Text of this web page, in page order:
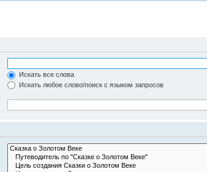
Искать все слова
Искать любое слово/поиск с языком запросов